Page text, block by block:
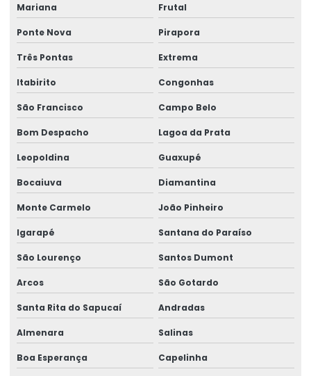
Mariana Frutal
Ponte Nova Pirapora
Três Pontas Extrema
Itabirito Congonhas
São Francisco Campo Belo
Bom Despacho Lagoa da Prata
Leopoldina Guaxupé
Bocaiuva Diamantina
Monte Carmelo João Pinheiro
Igarapé Santana do Paraíso
São Lourenço Santos Dumont
Arcos São Gotardo
Santa Rita do Sapucaí Andradas
Almenara Salinas
Boa Esperança Capelinha